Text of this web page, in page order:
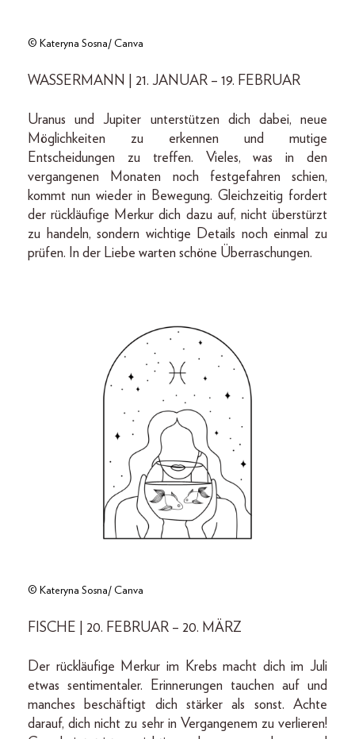
© Kateryna Sosna/ Canva
WASSERMANN | 21. JANUAR – 19. FEBRUAR
Uranus und Jupiter unterstützen dich dabei, neue
Möglichkeiten zu erkennen und mutige
Entscheidungen zu treffen. Vieles, was in den
vergangenen Monaten noch festgefahren schien,
kommt nun wieder in Bewegung. Gleichzeitig fordert
der rückläufige Merkur dich dazu auf, nicht überstürzt
zu handeln, sondern wichtige Details noch einmal zu
prüfen. In der Liebe warten schöne Überraschungen.
© Kateryna Sosna/ Canva
FISCHE | 20. FEBRUAR – 20. MÄRZ
Der rückläufige Merkur im Krebs macht dich im Juli
etwas sentimentaler. Erinnerungen tauchen auf und
manches beschäftigt dich stärker als sonst. Achte
darauf, dich nicht zu sehr in Vergangenem zu verlieren!